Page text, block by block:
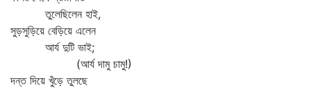
তুলেছিলেন হাই,
সুড়সুড়িয়ে বেড়িয়ে এলেন
আর্য দুটি ভাই;
(আর্য দামু চামু!)
দন্ত দিয়ে খুঁড়ে তুলছে